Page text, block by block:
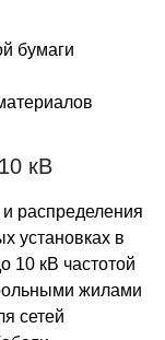
бумаги
кВ
распределения
установках в
10 кВ частотой
жилами
сетей